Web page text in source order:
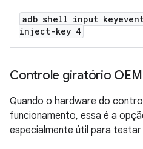
adb shell input
inject-key 4
Controle giratório OEM
Quando o hardware do
funcionamento, essa é a
especialmente útil para